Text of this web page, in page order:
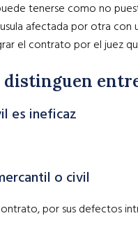
tenerse como no
afectada por otra
el contrato por el juez
distinguen
es ineficaz
o civil
por sus defectos